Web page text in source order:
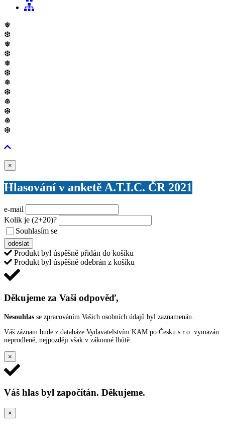
❅
❆
❅
❆
❅
❆
❅
❆
❅
❆
❅
❆
×
Hlasování v anketě A.T.I.C. ČR 2021
e-mail
Kolik je (2+20)?
Souhlasím se
odeslat
Produkt byl úspěšně přidán do košíku
Produkt byl úspěšně odebrán z košíku
Děkujeme za Vaši odpověď,
Nesouhlas se zpracováním Vašich osobních údajů byl zaznamenán.
Váš záznam bude z databáze Vydavatelstvím KAM po Česku s.r.o. vymazán
neprodleně, nejpozději však v zákonné lhůtě.
×
Váš hlas byl započítán. Děkujeme.
×